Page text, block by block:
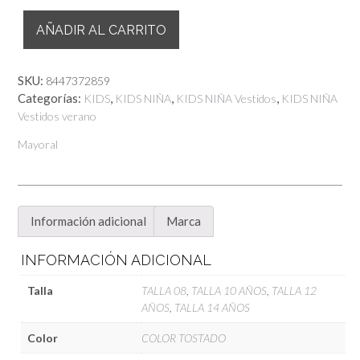
Mayoral
Efecto
Piezas
cantidad
AÑADIR AL CARRITO
SKU: 8447372859
Categorías: KIDS, KIDS NIÑA, KIDS NIÑA Vestidos, KIDS NIÑA
Vestidos verano
Mayoral
Información adicional Marca
INFORMACIÓN ADICIONAL
Talla TALLA 08 TALLA 10 AÑOS TALLA 12
AÑOS TALLA 14 AÑOS
Color COLOR TOSTADO